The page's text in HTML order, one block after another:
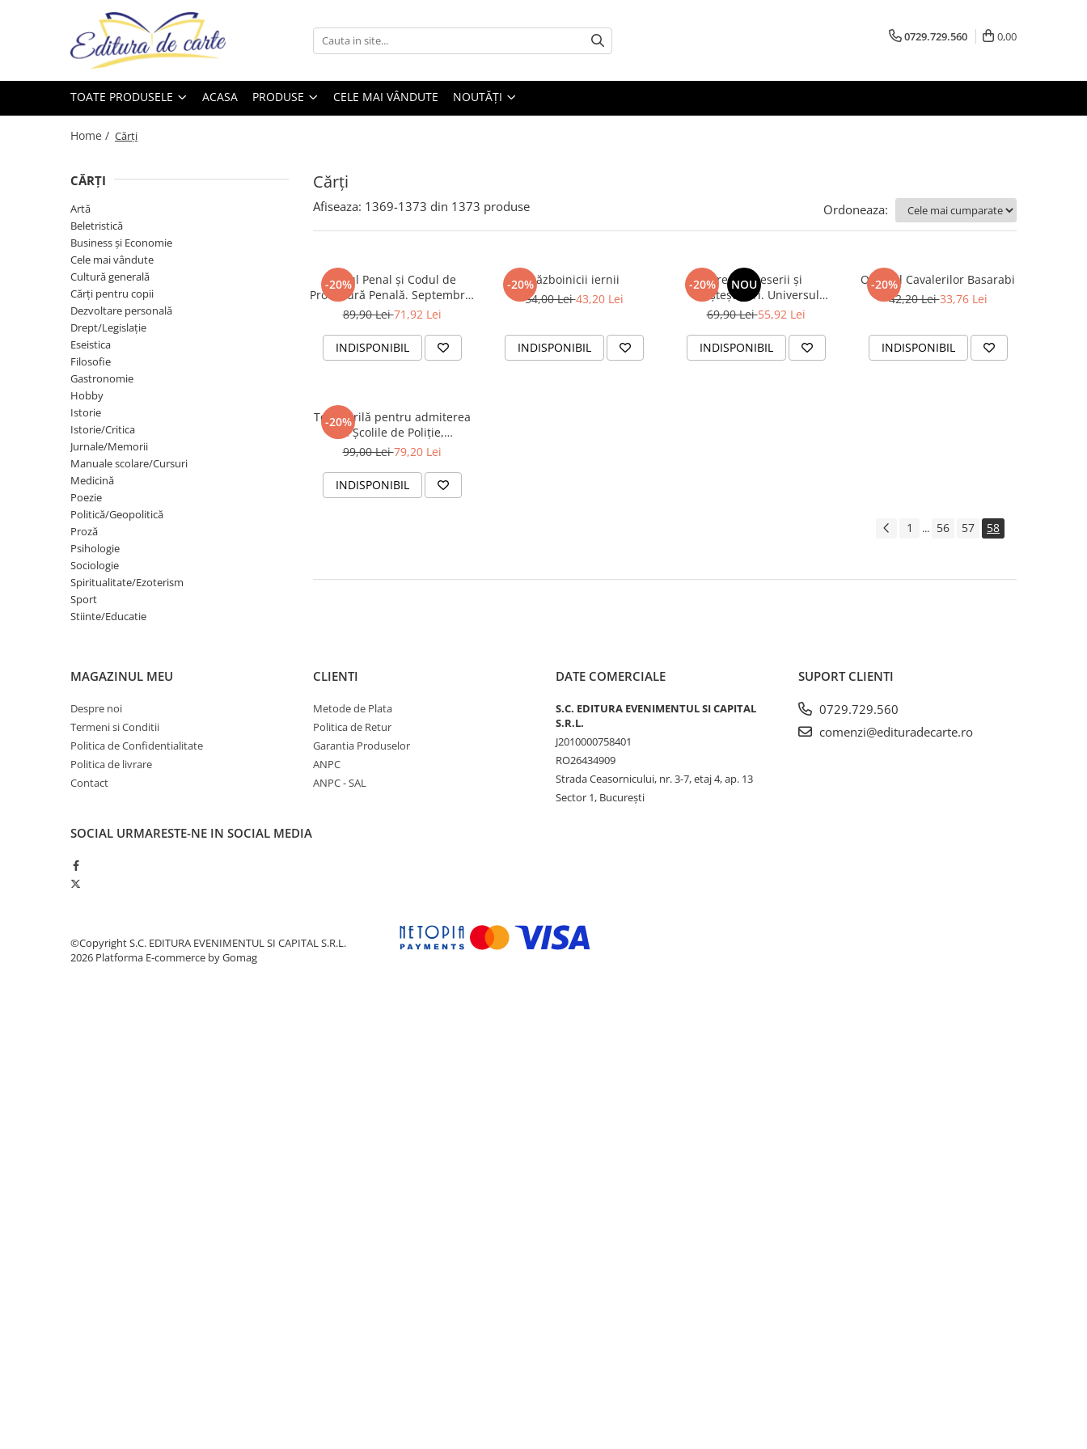
Toate Produsele
Evenimentul Zilei
Beletristică
Business și Economie
Cele mai vândute
Cultură generală
Cărți pentru copii
Dezvoltare personală
Drept/Legislație
Gastronomie
Istorie/Critica
Jurnale/Memorii
Manuale scolare/Cursuri
Spiritualitate/Ezoterism
Stiinte/Educatie
Evenimentul istoric - editii
electronice
Produse
Noutăți
0729.729.560 0,00
TOATE PRODUSELE ACASA PRODUSE CELE MAI VÂNDUTE NOUTĂȚI
Home / Cărți
Cărți
CĂRȚI
Artă
Beletristică
Business și Economie
Cele mai vândute
Cultură generală
Cărți pentru copii
Dezvoltare personală
Drept/Legislație
Eseistica
Filosofie
Gastronomie
Hobby
Istorie
Istorie/Critica
Jurnale/Memorii
Manuale scolare/Cursuri
Medicină
Poezie
Politică/Geopolitică
Proză
Psihologie
Sociologie
Spiritualitate/Ezoterism
Sport
Stiinte/Educatie
Afiseaza: 1369-1373 din 1373 produse Ordoneaza:
-20%
Codul Penal și Codul de
Procedură Penală. Septembrie
2025. Ediție spiralată
89,90 Lei71,92 Lei
INDISPONIBIL
-20%Războinicii iernii
54,00 Lei43,20 Lei
INDISPONIBIL
-20% NOU
Bresle, meserii și
meșteșuguri. Universul
chivuțelor, zarafilor, cavafilor,
profesii de demult
69,90 Lei55,92 Lei
INDISPONIBIL
-20%
Ordinul Cavalerilor Basarabi
42,20 Lei33,76 Lei
INDISPONIBIL
-20%
Teste-grilă pentru admiterea
la Școlile de Poliție,
Jandarmerie și Frontieră
specifică MAI, instituțiile
politice ale statului, educație
99,00 Lei79,20 Lei
INDISPONIBIL
1 ... 56 57 58
MAGAZINUL MEU
Despre noi
Termeni si Conditii
Politica de Confidentialitate
Politica de livrare
Contact
CLIENTI
Metode de Plata
Politica de Retur
Garantia Produselor
ANPC
ANPC - SAL
DATE COMERCIALE
S.C. EDITURA EVENIMENTUL SI CAPITAL
S.R.L.
J2010000758401
RO26434909
Strada Ceasornicului, nr. 3-7, etaj 4, ap. 13
Sector 1, Bucureşti
SUPORT CLIENTI
0729.729.560
comenzi@edituradecarte.ro
SOCIAL URMARESTE-NE IN SOCIAL MEDIA
©Copyright S.C. EDITURA EVENIMENTUL SI CAPITAL S.R.L.
2026 Platforma E-commerce by Gomag